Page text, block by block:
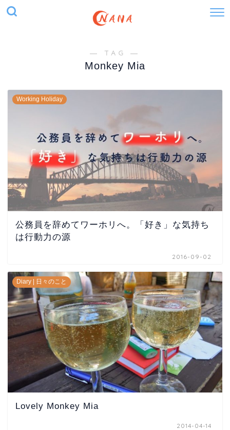
― TAG ―
Monkey Mia
Working Holiday
公務員を辞めてワーホリへ。「好き」な気持ち
は行動力の源
2016-09-02
Diary | 日々のこと
Lovely Monkey Mia
2014-04-14